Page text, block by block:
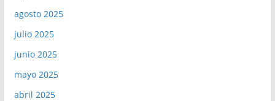
agosto 2025
julio 2025
junio 2025
mayo 2025
abril 2025